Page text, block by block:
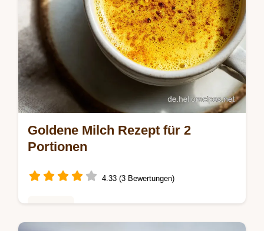
Goldene Milch Rezept für 2
Portionen
4.33 (3 Bewertungen)